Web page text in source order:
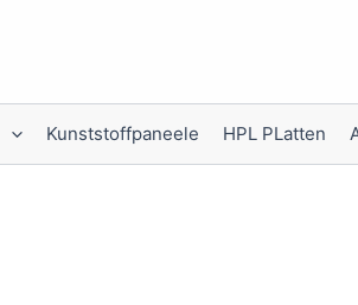
Kunststoffpaneele HPL PLatten